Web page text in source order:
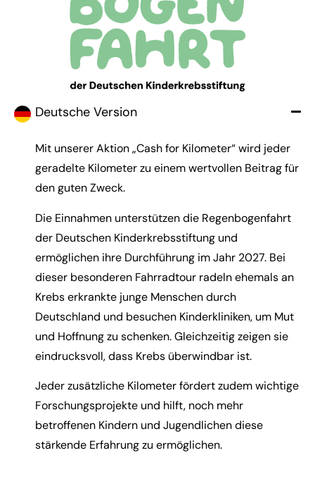
Deutsche Version
Mit unserer Aktion „Cash for Kilometer“ wird jeder
geradelte Kilometer zu einem wertvollen Beitrag für
den guten Zweck.
Die Einnahmen unterstützen die Regenbogenfahrt
der Deutschen Kinderkrebsstiftung und
ermöglichen ihre Durchführung im Jahr 2027. Bei
dieser besonderen Fahrradtour radeln ehemals an
Krebs erkrankte junge Menschen durch
Deutschland und besuchen Kinderkliniken, um Mut
und Hoffnung zu schenken. Gleichzeitig zeigen sie
eindrucksvoll, dass Krebs überwindbar ist.
Jeder zusätzliche Kilometer fördert zudem wichtige
Forschungsprojekte und hilft, noch mehr
betroffenen Kindern und Jugendlichen diese
stärkende Erfahrung zu ermöglichen.